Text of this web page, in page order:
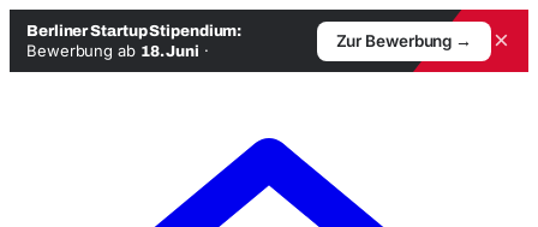
Berliner Startup Stipendium:
Bewerbung ab 18. Juni ·
Zur Bewerbung → ×